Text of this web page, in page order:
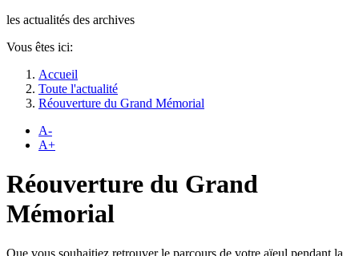
les actualités des archives
Vous êtes ici:
Accueil
Toute l'actualité
Réouverture du Grand Mémorial
A-
A+
Réouverture du Grand
Mémorial
Que vous souhaitiez retrouver le parcours de votre aïeul pendant la